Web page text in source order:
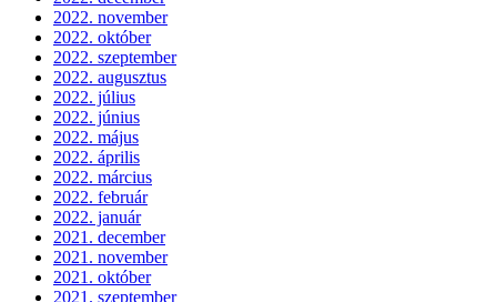
2022. november
2022. október
2022. szeptember
2022. augusztus
2022. július
2022. június
2022. május
2022. április
2022. március
2022. február
2022. január
2021. december
2021. november
2021. október
2021. szeptember